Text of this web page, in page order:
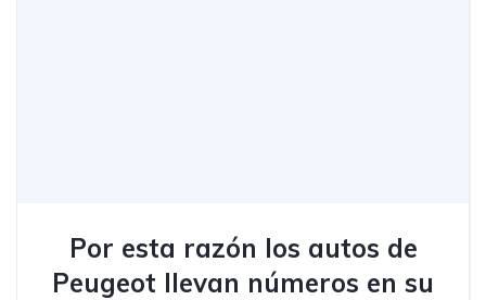
Por esta razón los autos de
Peugeot llevan números en su